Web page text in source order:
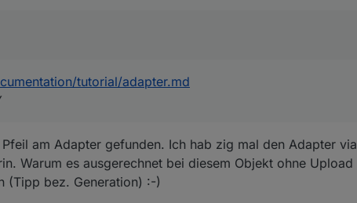
tutorial/adapter.md
am Adapter gefunden. Ich hab zig mal den Adapter
Warum es ausgerechnet bei diesem Objekt ohne
(Tipp bez. Generation) :-)